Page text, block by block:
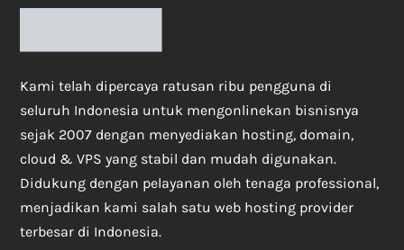
Kami telah dipercaya ratusan ribu pengguna di
seluruh Indonesia untuk mengonlinekan bisnisnya
sejak 2007 dengan menyediakan hosting, domain,
cloud & VPS yang stabil dan mudah digunakan.
Didukung dengan pelayanan oleh tenaga professional,
menjadikan kami salah satu web hosting provider
terbesar di Indonesia.